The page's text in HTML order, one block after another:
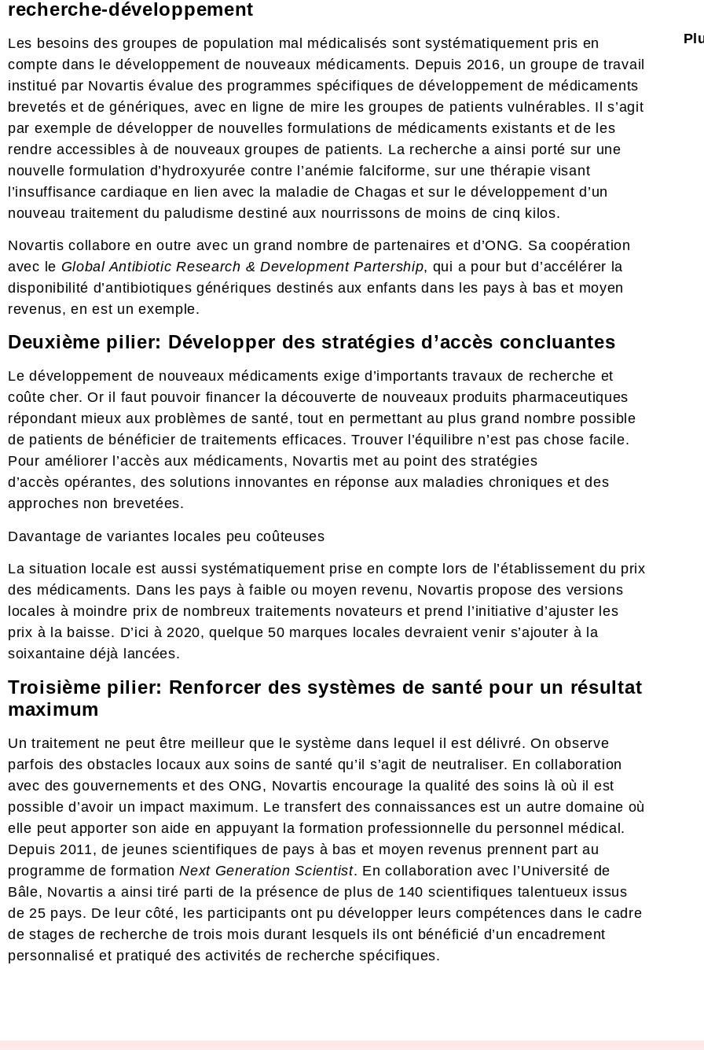
recherche-développement
Les besoins des groupes de population mal médicalisés sont systématiquement pris en
compte dans le développement de nouveaux médicaments. Depuis 2016, un groupe de travail
institué par Novartis évalue des programmes spécifiques de développement de médicaments
brevetés et de génériques, avec en ligne de mire les groupes de patients vulnérables. Il s’agit
par exemple de développer de nouvelles formulations de médicaments existants et de les
rendre accessibles à de nouveaux groupes de patients. La recherche a ainsi porté sur une
nouvelle formulation d’hydroxyurée contre l’anémie falciforme, sur une thérapie visant
l’insuffisance cardiaque en lien avec la maladie de Chagas et sur le développement d’un
nouveau traitement du paludisme destiné aux nourrissons de moins de cinq kilos.
Novartis collabore en outre avec un grand nombre de partenaires et d’ONG. Sa coopération
avec le Global Antibiotic Research & Development Partership, qui a pour but d’accélérer la
disponibilité d’antibiotiques génériques destinés aux enfants dans les pays à bas et moyen
revenus, en est un exemple.
Deuxième pilier: Développer des stratégies d’accès concluantes
Le développement de nouveaux médicaments exige d’importants travaux de recherche et
coûte cher. Or il faut pouvoir financer la découverte de nouveaux produits pharmaceutiques
répondant mieux aux problèmes de santé, tout en permettant au plus grand nombre possible
de patients de bénéficier de traitements efficaces. Trouver l’équilibre n’est pas chose facile.
Pour améliorer l’accès aux médicaments, Novartis met au point des stratégies
d’accès opérantes, des solutions innovantes en réponse aux maladies chroniques et des
approches non brevetées.
Davantage de variantes locales peu coûteuses
La situation locale est aussi systématiquement prise en compte lors de l’établissement du prix
des médicaments. Dans les pays à faible ou moyen revenu, Novartis propose des versions
locales à moindre prix de nombreux traitements novateurs et prend l’initiative d’ajuster les
prix à la baisse. D’ici à 2020, quelque 50 marques locales devraient venir s’ajouter à la
soixantaine déjà lancées.
Troisième pilier: Renforcer des systèmes de santé pour un résultat
maximum
Un traitement ne peut être meilleur que le système dans lequel il est délivré. On observe
parfois des obstacles locaux aux soins de santé qu’il s’agit de neutraliser. En collaboration
avec des gouvernements et des ONG, Novartis encourage la qualité des soins là où il est
possible d’avoir un impact maximum. Le transfert des connaissances est un autre domaine où
elle peut apporter son aide en appuyant la formation professionnelle du personnel médical.
Depuis 2011, de jeunes scientifiques de pays à bas et moyen revenus prennent part au
programme de formationNext Generation Scientist. En collaboration avec l’Université de
Bâle, Novartis a ainsi tiré parti de la présence de plus de 140 scientifiques talentueux issus
de 25 pays. De leur côté, les participants ont pu développer leurs compétences dans le cadre
de stages de recherche de trois mois durant lesquels ils ont bénéficié d’un encadrement
personnalisé et pratiqué des activités de recherche spécifiques.